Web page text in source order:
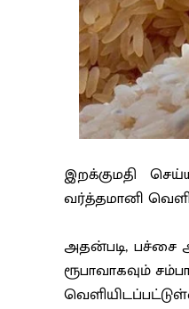
இறக்குமதி
வர்த்தமானி
அதன்படி, பச்சை
ரூபாவாகவும்